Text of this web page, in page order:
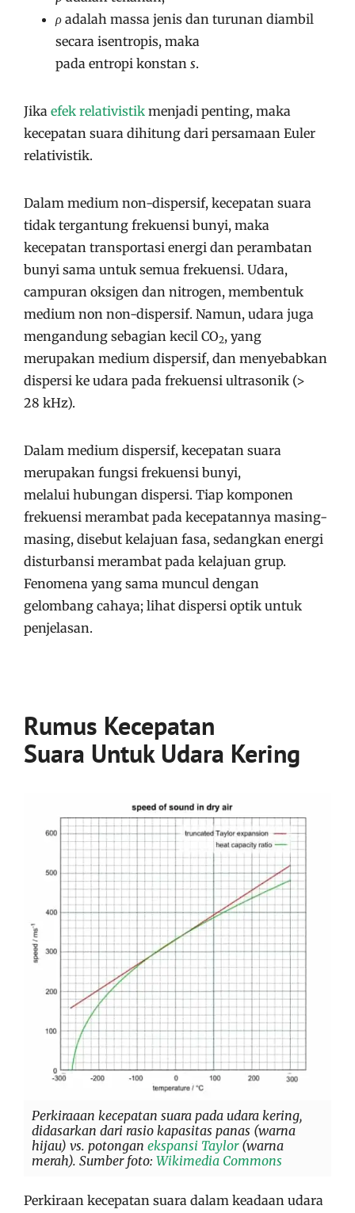
ρ adalah massa jenis dan turunan diambil
secara isentropis, maka
pada entropi konstan s.
Jika efek relativistik menjadi penting, maka
kecepatan suara dihitung dari persamaan Euler
relativistik.
Dalam medium non-dispersif, kecepatan suara
tidak tergantung frekuensi bunyi, maka
kecepatan transportasi energi dan perambatan
bunyi sama untuk semua frekuensi. Udara,
campuran oksigen dan nitrogen, membentuk
medium non non-dispersif. Namun, udara juga
mengandung sebagian kecil CO2, yang
merupakan medium dispersif, dan menyebabkan
dispersi ke udara pada frekuensi ultrasonik (>
28 kHz).
Dalam medium dispersif, kecepatan suara
merupakan fungsi frekuensi bunyi,
melalui hubungan dispersi. Tiap komponen
frekuensi merambat pada kecepatannya masing-
masing, disebut kelajuan fasa, sedangkan energi
disturbansi merambat pada kelajuan grup.
Fenomena yang sama muncul dengan
gelombang cahaya; lihat dispersi optik untuk
penjelasan.
Rumus Kecepatan
Suara Untuk Udara Kering
Perkiraaan kecepatan suara pada udara kering,
didasarkan dari rasio kapasitas panas (warna
hijau) vs. potongan ekspansi Taylor(warna
merah). Sumber foto: Wikimedia Commons
Perkiraan kecepatan suara dalam keadaan udara